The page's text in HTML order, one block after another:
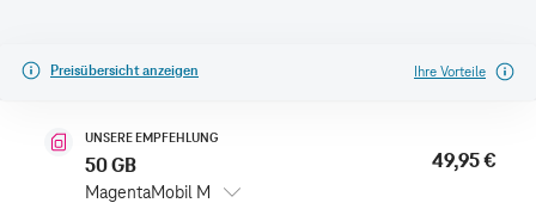
Preisübersicht anzeigen Ihre Vorteile
UNSERE EMPFEHLUNG
50 GB
MagentaMobil M
49,95 €